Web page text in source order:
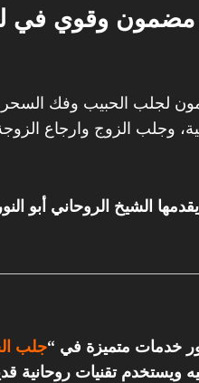
وقوي في
الحبيب وفك السحر
وجلب الزوج وارجاع
الشيخ الروحاني أبو
خدمات متميزة في “جلب
تقنيات روحانية